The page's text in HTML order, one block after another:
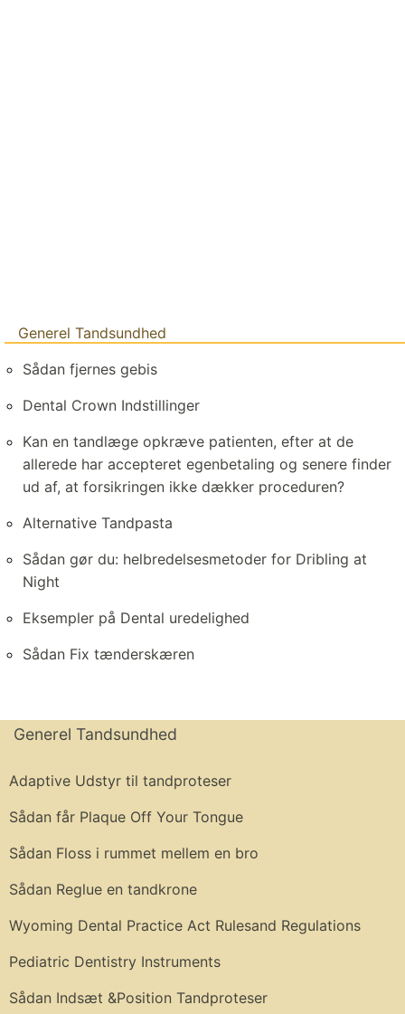
Generel Tandsundhed
Sådan fjernes gebis
Dental Crown Indstillinger
Kan en tandlæge opkræve patienten, efter at de
allerede har accepteret egenbetaling og senere finder
ud af, at forsikringen ikke dækker proceduren?
Alternative Tandpasta
Sådan gør du: helbredelsesmetoder for Dribling at
Night
Eksempler på Dental uredelighed
Sådan Fix tænderskæren
Generel Tandsundhed
Adaptive Udstyr til tandproteser
Sådan får Plaque Off Your Tongue
Sådan Floss i rummet mellem en bro
Sådan Reglue en tandkrone
Wyoming Dental Practice Act Rulesand Regulations
Pediatric Dentistry Instruments
Sådan Indsæt &Position Tandproteser